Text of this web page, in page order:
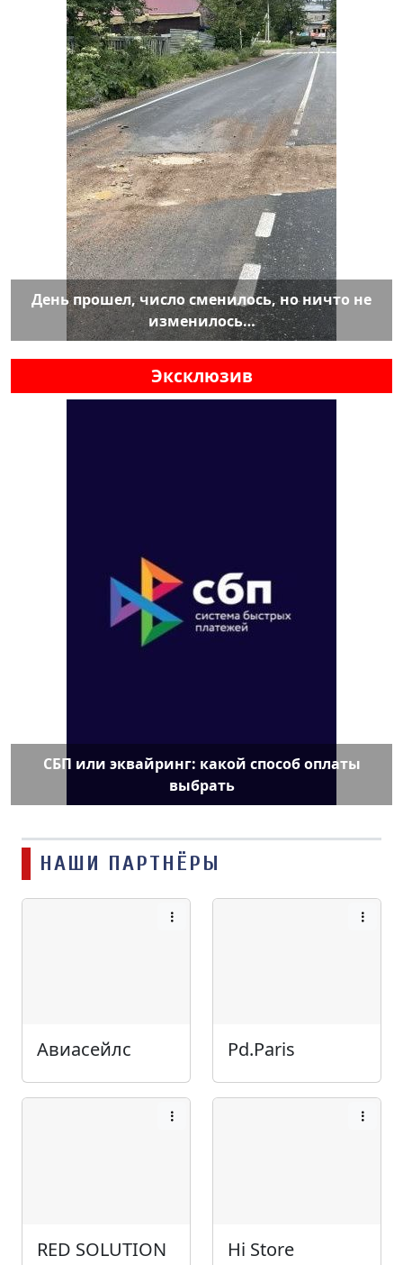
День прошел, число сменилось, но ничто не
изменилось…
Эксклюзив
СБП или эквайринг: какой способ оплаты
выбрать
НАШИ ПАРТНЁРЫ
Авиасейлс Pd.Paris
RED SOLUTION Hi Store